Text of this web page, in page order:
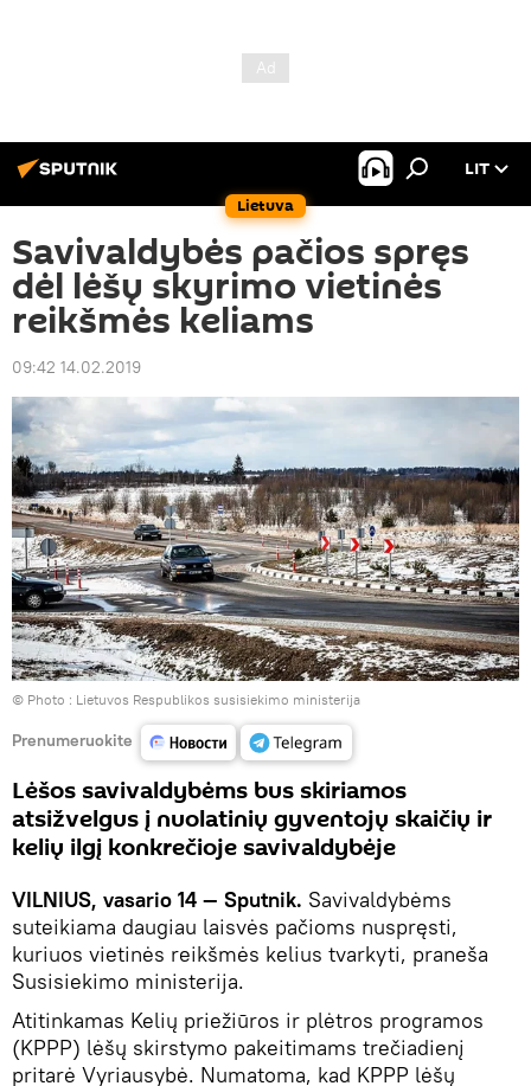
Lietuva
LIT
Savivaldybės pačios spręs
dėl lėšų skyrimo vietinės
reikšmės keliams
09:42 14.02.2019
© Photo : Lietuvos Respublikos susisiekimo ministerija
Prenumeruokite
Lėšos savivaldybėms bus skiriamos
atsižvelgus į nuolatinių gyventojų skaičių ir
kelių ilgį konkrečioje savivaldybėje
VILNIUS, vasario 14 — Sputnik. Savivaldybėms
suteikiama daugiau laisvės pačioms nuspręsti,
kuriuos vietinės reikšmės kelius tvarkyti, praneša
Susisiekimo ministerija.
Atitinkamas Kelių priežiūros ir plėtros programos
(KPPP) lėšų skirstymo pakeitimams trečiadienį
pritarė Vyriausybė. Numatoma, kad KPPP lėšų